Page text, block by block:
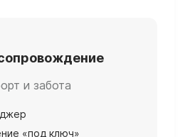
и забота
«под ключ»